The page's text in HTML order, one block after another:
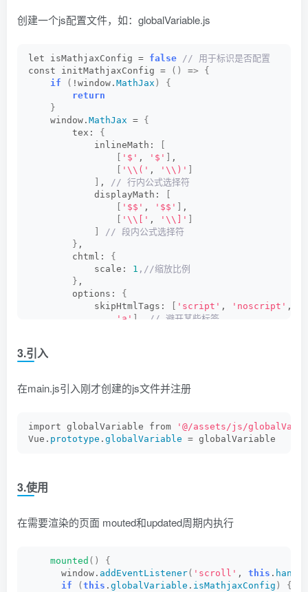
创建一个js配置文件，如：globalVariable.js
let isMathjaxConfig = false // ⽤于标识是否配置
const initMathjaxConfig =
() =>
{
if
( !window. MathJax )
{
return
}
    window.
MathJax = {
        tex:
{
            inlineMath:
'$' , '$'
,
'\\(' , '\\)'
,
// ⾏内公式选择符
            displayMath:
'$$' , '$$'
,
'\\[' , '\\]'
// 段内公式选择符
} ,
        chtml:
{
            scale:
1 ,//缩放比例
} ,
        options:
{
            skipHtmlTags:
'script' , 'noscript' ,
'a' ]
// 避开某些标签
}
return
}
return window. MathJax startup .promise
}
    isMathjaxConfig,
    initMathjaxConfig,
    TypeSet
3.引入
在main.js引入刚才创建的js文件并注册
import globalVariable from
'@/assets/js/
Vue. prototype . globalVariable = globalVariable
3.使用
在需要渲染的页面 mouted和updated周期内执行
mounted ()
{
      window.
addEventListener( 'scroll' , this .
if
( this . globalVariable . isMathjaxConfig )
{